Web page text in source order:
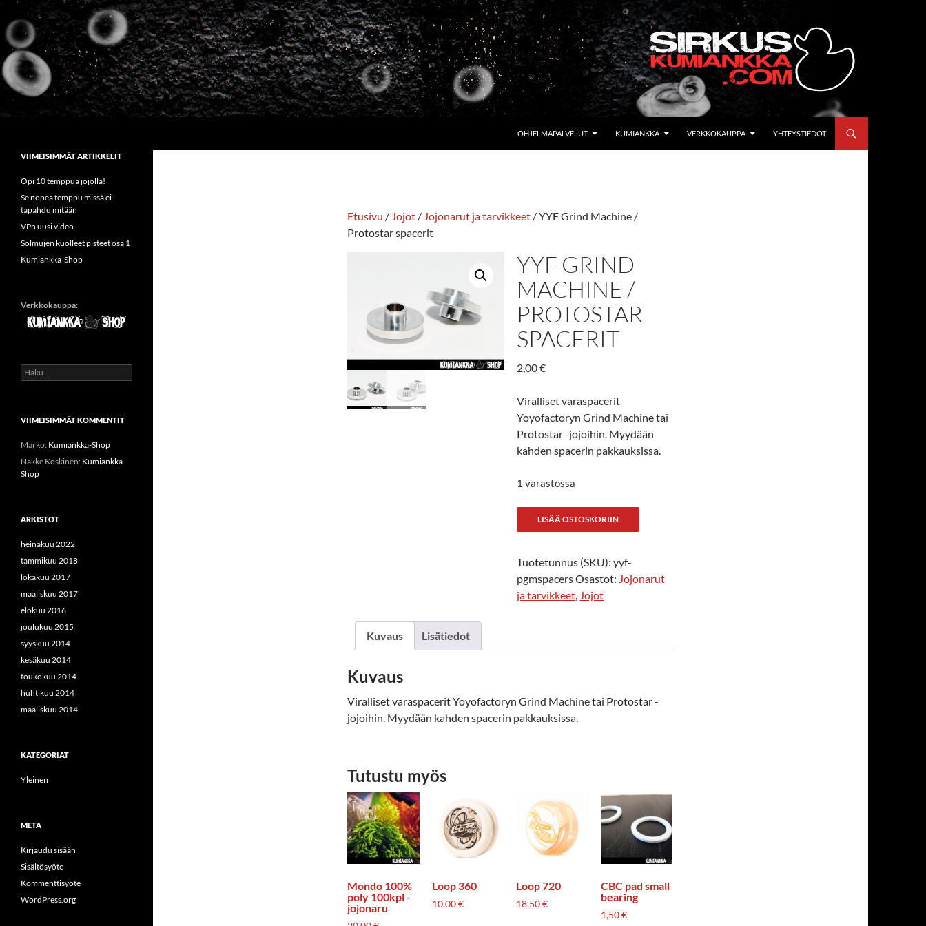
Siirry
sisältöön
OHJELMAPALVELUT KUMIANKKA VERKKOKAUPPA YHTEYSTIEDOT
Etusivu / Jojot / Jojonarut ja tarvikkeet / YYF Grind Machine /
Protostar spacerit
YYF GRIND
MACHINE /
PROTOSTAR
SPACERIT
2,00€
Viralliset varaspacerit
Yoyofactoryn Grind Machine tai
Protostar -jojoihin. Myydään
kahden spacerin pakkauksissa.
1 varastossa
Grind
/
Protostar
spacerit
LISÄÄ OSTOSKORIIN
Tuotetunnus (SKU):yyf-
pgmspacersOsastot: Jojonarut
ja tarvikkeet, Jojot
Kuvaus Lisätiedot
Kuvaus
Viralliset varaspacerit Yoyofactoryn Grind Machine tai Protostar -
jojoihin. Myydään kahden spacerin pakkauksissa.
Tutustu myös
Mondo 100%
poly 100kpl -
jojonaru
Loop 360
10,00€
Loop 720
18,50€
CBC pad small
bearing
1,50€
Sirkus Kumiankka
VIIMEISIMMÄT ARTIKKELIT
Opi 10 temppua jojolla!
Se nopea temppu missä ei
tapahdu mitään
VPn uusi video
Solmujen kuolleet pisteet osa 1
Kumiankka-Shop
Verkkokauppa:
Haku:
VIIMEISIMMÄT KOMMENTIT
Marko: Kumiankka-Shop
Nakke Koskinen: Kumiankka-
Shop
ARKISTOT
heinäkuu 2022
tammikuu 2018
lokakuu 2017
maaliskuu 2017
elokuu 2016
joulukuu 2015
syyskuu 2014
kesäkuu 2014
toukokuu 2014
huhtikuu 2014
maaliskuu 2014
KATEGORIAT
Yleinen
META
Kirjaudu sisään
Sisältösyöte
Kommenttisyöte
WordPress.org